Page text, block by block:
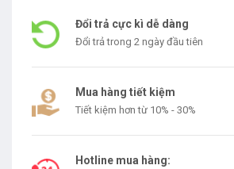
Đổi trả cực kì dễ dàng
Đổi trả trong 2 ngày đầu tiên
Mua hàng tiết kiệm
Tiết kiệm hơn từ 10% - 30%
Hotline mua hàng: